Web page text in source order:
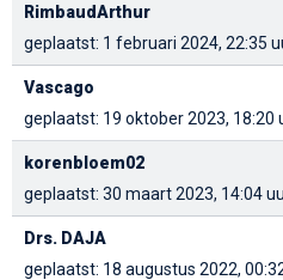
RimbaudArthur
geplaatst: 1 februari 2024, 22:35
Vascago
geplaatst: 19 oktober 2023, 18:20
korenbloem02
geplaatst: 30 maart 2023, 14:04
Drs. DAJA
geplaatst: 18 augustus 2022,